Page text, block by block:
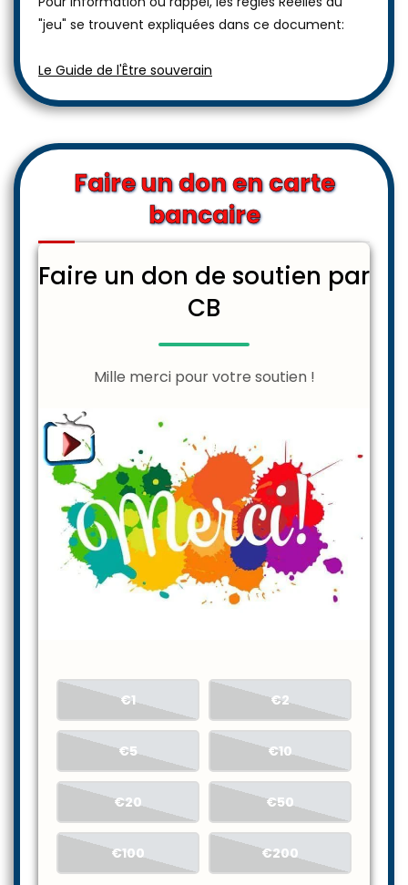
"jeu" se trouvent expliquées dans ce document:
Le Guide de l'Être souverain
Faire un don en carte
bancaire
Faire un don de soutien par
CB
Mille merci pour votre soutien !
€1 €2
€5 €10
€20 €50
€100 €200